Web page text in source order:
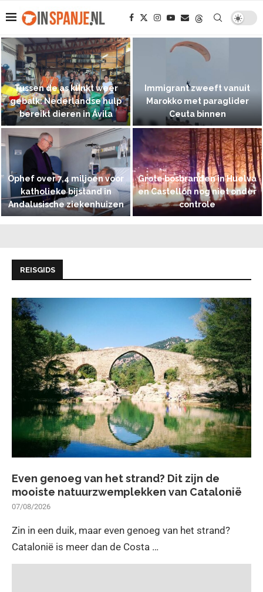
Tussen de as klinkt weer
gebalk: Nederlandse hulp
bereikt dieren in Ávila
Immigrant zweeft vanuit
Marokko met paraglider
Ceuta binnen
Ophef over 7,4 miljoen voor
katholieke bijstand in
Andalusische ziekenhuizen
Grote bosbranden in Huelva
en Castellón nog niet onder
controle
REISGIDS
Even genoeg van het strand? Dit zijn de
mooiste natuurzwemplekken van Catalonië
07/08/2026
Zin in een duik, maar even genoeg van het strand?
Catalonië is meer dan de Costa …